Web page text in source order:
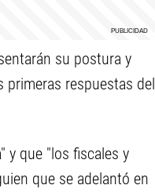
su postura y
primeras respuestas del
y que "los fiscales y
que se adelantó en